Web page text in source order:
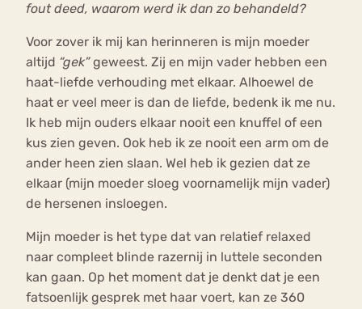
fout deed, waarom werd ik dan zo behandeld?
Voor zover ik mij kan herinneren is mijn moeder
altijd “gek”geweest. Zij en mijn vader hebben een
haat-liefde verhouding met elkaar. Alhoewel de
haat er veel meer is dan de liefde, bedenk ik me nu.
Ik heb mijn ouders elkaar nooit een knuffel of een
kus zien geven. Ook heb ik ze nooit een arm om de
ander heen zien slaan. Wel heb ik gezien dat ze
elkaar (mijn moeder sloeg voornamelijk mijn vader)
de hersenen insloegen.
Mijn moeder is het type dat van relatief relaxed
naar compleet blinde razernij in luttele seconden
kan gaan. Op het moment dat je denkt dat je een
fatsoenlijk gesprek met haar voert, kan ze 360